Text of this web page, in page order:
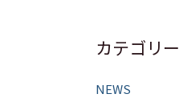
カテゴリー
NEWS